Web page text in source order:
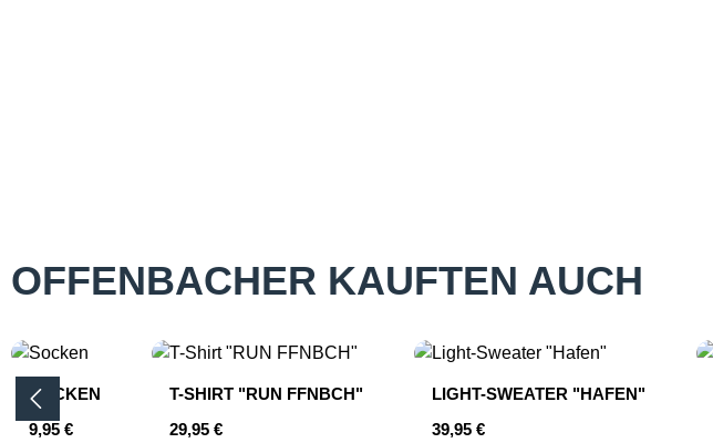
OFFENBACHER KAUFTEN AUCH
Produktgalerie überspringen
SOCKEN
Regulärer Preis:
9,95 €
T-SHIRT "RUN FFNBCH"
Regulärer Preis:
29,95 €
LIGHT-SWEATER "HAFEN"
Regulärer Preis:
39,95 €